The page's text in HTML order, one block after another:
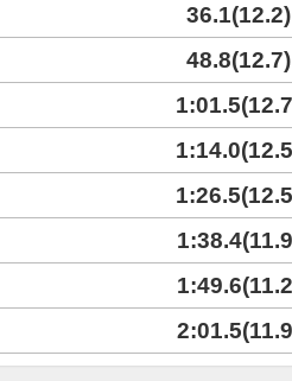
36.1(12.2)
48.8(12.7)